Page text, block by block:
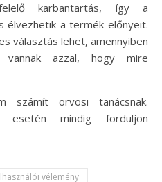
karbantartás, így a
élvezhetik a termék előnyeit.
választás lehet, amennyiben
vannak azzal, hogy mire
számít orvosi tanácsnak.
esetén mindig forduljon
vélemény